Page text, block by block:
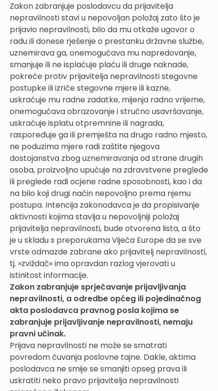
Zakon zabranjuje poslodavcu da prijavitelja
nepravilnosti stavi u nepovoljan položaj zato što je
prijavio nepravilnosti, bilo da mu otkaže ugovor o
radu ili donese rješenje o prestanku državne službe,
uznemirava ga, onemogućava mu napredovanje,
smanjuje ili ne isplaćuje plaću ili druge naknade,
pokreće protiv prijavitelja nepravilnosti stegovne
postupke ili izriče stegovne mjere ili kazne,
uskraćuje mu radne zadatke, mijenja radno vrijeme,
onemogućava obrazovanje i stručno usavršavanje,
uskraćuje isplatu otpremnine ili nagrada,
raspoređuje ga ili premješta na drugo radno mjesto,
ne poduzima mjere radi zaštite njegova
dostojanstva zbog uznemiravanja od strane drugih
osoba, proizvoljno upućuje na zdravstvene preglede
ili preglede radi ocjene radne sposobnosti, kao i da
na bilo koji drugi način nepovoljno prema njemu
postupa. Intencija zakonodavca je da propisivanje
aktivnosti kojima stavlja u nepovoljniji položaj
prijavitelja nepravilnosti, bude otvorena lista, a što
je u skladu s preporukama Vijeća Europe da se sve
vrste odmazde zabrane ako prijavitelj nepravilnosti,
tj. »zviždač« ima opravdan razlog vjerovati u
istinitost informacije.
Zakon zabranjuje sprječavanje prijavljivanja
nepravilnosti, a odredbe općeg ili pojedinačnog
akta poslodavca pravnog posla kojima se
zabranjuje prijavljivanje nepravilnosti, nemaju
pravni učinak.
Prijava nepravilnosti ne može se smatrati
povredom čuvanja poslovne tajne. Dakle, aktima
poslodavca ne smije se smanjiti opseg prava ili
uskratiti neko pravo prijavitelja nepravilnosti